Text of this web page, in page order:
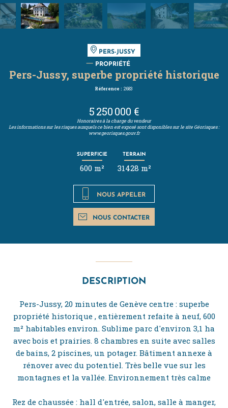
PERS-JUSSY
PROPRIÉTÉ
Pers-Jussy, superbe propriété historique
Réference : 2683
5 250 000 €
Honoraires à la charge du vendeur
Les informations sur les risques auxquels ce bien est exposé sont disponibles sur le site Géorisques :
www.georisques.gouv.fr
SUPERFICIE
600 m²
TERRAIN
31428 m²
NOUS APPELER
NOUS CONTACTER
DESCRIPTION
Pers-Jussy, 20 minutes de Genève centre : superbe
propriété historique , entièrement refaite à neuf, 600
m² habitables environ. Sublime parc d'environ 3,1 ha
avec bois et prairies. 8 chambres en suite avec salles
de bains, 2 piscines, un potager. Bâtiment annexe à
rénover avec du potentiel. Très belle vue sur les
montagnes et la vallée. Environnement très calme
Rez de chaussée : hall d'entrée, salon, salle à manger,